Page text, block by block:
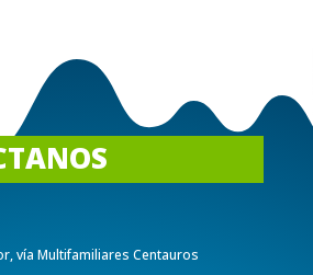
vía Multifamiliares Centauros